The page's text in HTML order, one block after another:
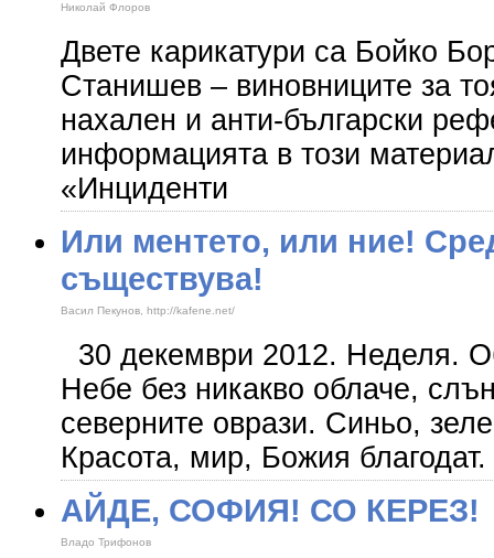
Николай Флоров
Двете карикатури са Бойко
Станишев – виновниците за
нахален и анти-български
информацията в този
«Инциденти
Или ментето, или ние!
съществува!
Васил Пекунов, http://kafene.net/
30 декември 2012. Неделя.
Небе без никакво облаче,
северните оврази. Синьо,
Красота, мир, Божия
АЙДЕ, СОФИЯ! СО КЕРЕЗ!
Владо Трифонов